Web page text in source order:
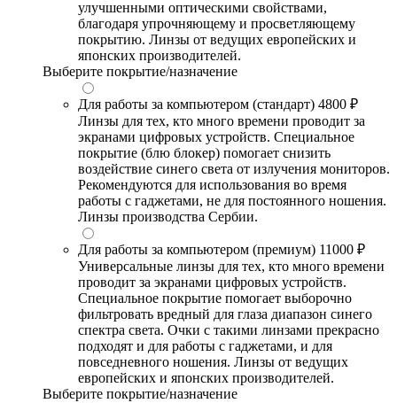
улучшенными оптическими свойствами,
благодаря упрочняющему и просветляющему
покрытию. Линзы от ведущих европейских и
японских производителей.
Выберите покрытие/назначение
Для работы за компьютером (стандарт) 4800 ₽
Линзы для тех, кто много времени проводит за
экранами цифровых устройств. Специальное
покрытие (блю блокер) помогает снизить
воздействие синего света от излучения мониторов.
Рекомендуются для использования во время
работы с гаджетами, не для постоянного ношения.
Линзы производства Сербии.
Для работы за компьютером (премиум) 11000 ₽
Универсальные линзы для тех, кто много времени
проводит за экранами цифровых устройств.
Специальное покрытие помогает выборочно
фильтровать вредный для глаза диапазон синего
спектра света. Очки с такими линзами прекрасно
подходят и для работы с гаджетами, и для
повседневного ношения. Линзы от ведущих
европейских и японских производителей.
Выберите покрытие/назначение